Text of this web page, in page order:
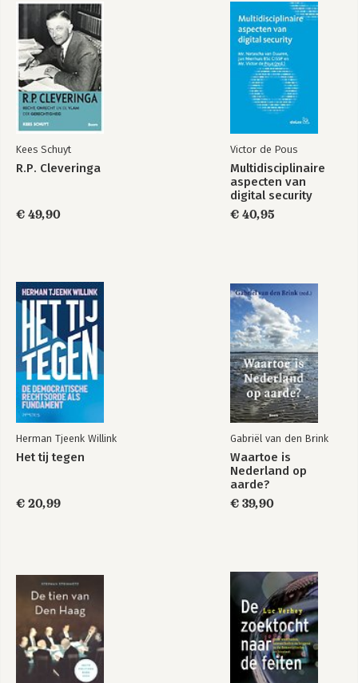
Politiek en moraal
Noten
Register
Kees Schuyt
R.P. Cleveringa
€ 49,90
Victor de Pous
Multidisciplinaire
aspecten van
digital security
€ 40,95
Herman Tjeenk Willink
Het tij tegen
€ 20,99
Gabriël van den Brink
Waartoe is
Nederland op
aarde?
€ 39,90